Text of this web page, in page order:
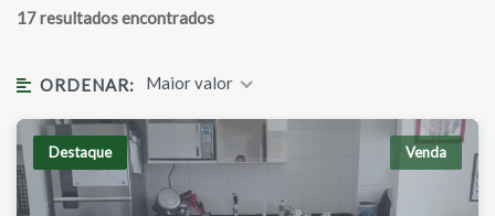
17 resultados encontrados
ORDENAR: Maior valor
Destaque Venda